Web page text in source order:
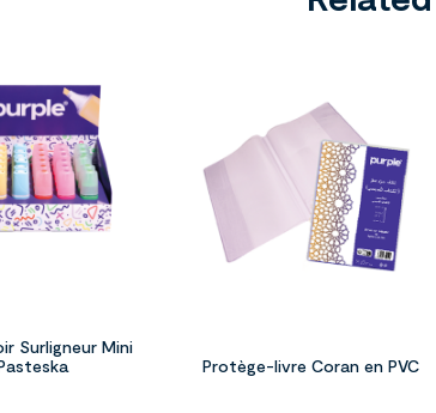
Surligneur Mini
Protège-livre Coran en PVC